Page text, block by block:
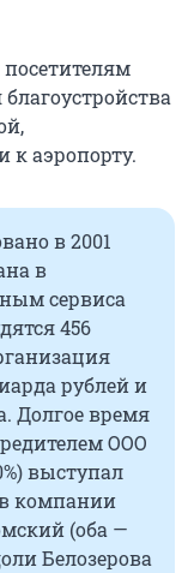
посетителям
к аэропорту.
в 2001
в
сервиса
456
рублей и
Долгое время
ООО
выступал
компании
(оба —
Белозерова